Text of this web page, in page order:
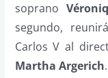
soprano
segundo,
Carlos V al
Martha Argerich.